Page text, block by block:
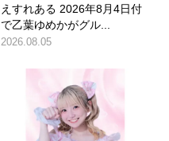
えすれある 2026年8月4日付
で乙葉ゆめかがグル...
2026.08.05